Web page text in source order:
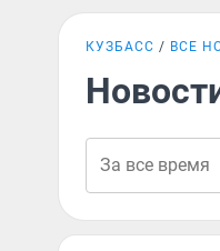
КУЗБАСС ВСЕ